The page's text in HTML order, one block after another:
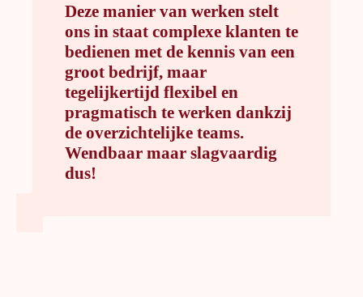
Deze manier van werken stelt
ons in staat complexe klanten te
bedienen met de kennis van een
groot bedrijf, maar
tegelijkertijd flexibel en
pragmatisch te werken dankzij
de overzichtelijke teams.
Wendbaar maar slagvaardig
dus!